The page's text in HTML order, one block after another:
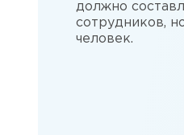
должно
сотрудников,
человек.